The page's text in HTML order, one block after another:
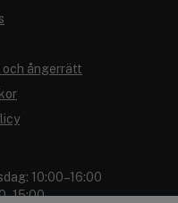
och ångerrätt
10:00–16:00